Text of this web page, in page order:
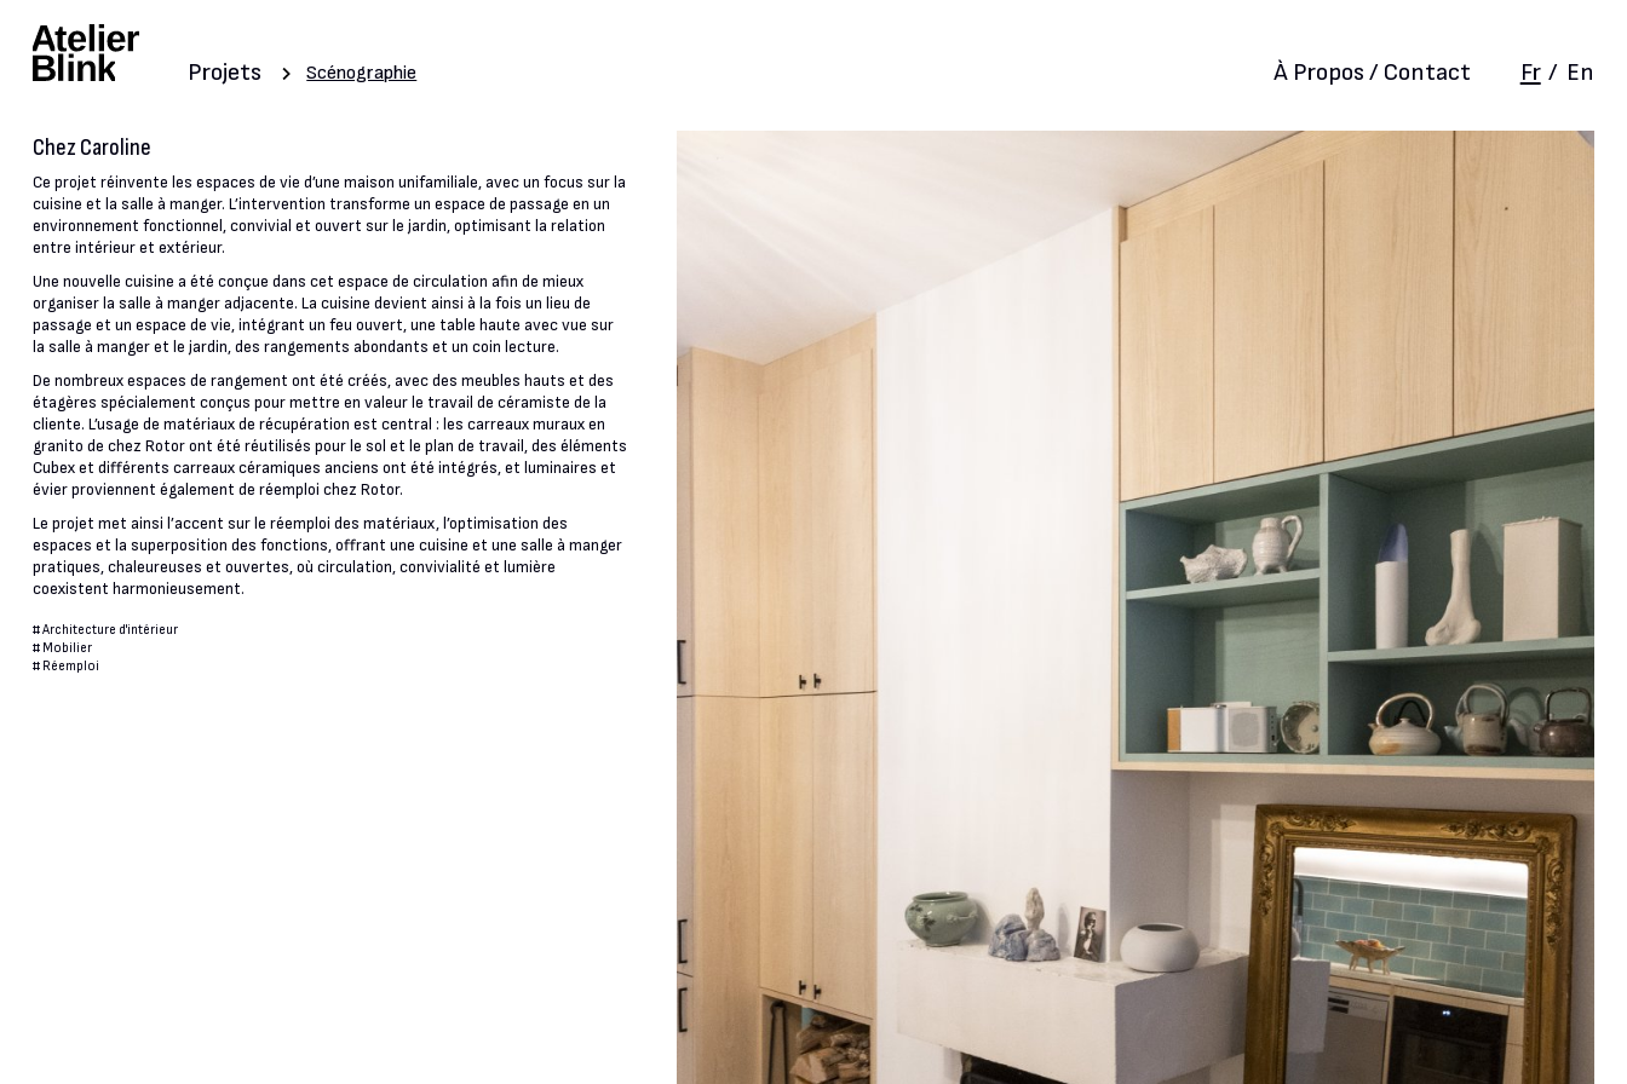
Projets Scénographie À Propos / Contact Fr / En
Chez Caroline
Ce projet réinvente les espaces de vie d’une maison unifamiliale, avec un focus sur la
cuisine et la salle à manger. L’intervention transforme un espace de passage en un
environnement fonctionnel, convivial et ouvert sur le jardin, optimisant la relation
entre intérieur et extérieur.
Une nouvelle cuisine a été conçue dans cet espace de circulation afin de mieux
organiser la salle à manger adjacente. La cuisine devient ainsi à la fois un lieu de
passage et un espace de vie, intégrant un feu ouvert, une table haute avec vue sur
la salle à manger et le jardin, des rangements abondants et un coin lecture.
De nombreux espaces de rangement ont été créés, avec des meubles hauts et des
étagères spécialement conçus pour mettre en valeur le travail de céramiste de la
cliente. L’usage de matériaux de récupération est central : les carreaux muraux en
granito de chez Rotor ont été réutilisés pour le sol et le plan de travail, des éléments
Cubex et différents carreaux céramiques anciens ont été intégrés, et luminaires et
évier proviennent également de réemploi chez Rotor.
Le projet met ainsi l’accent sur le réemploi des matériaux, l’optimisation des
espaces et la superposition des fonctions, offrant une cuisine et une salle à manger
pratiques, chaleureuses et ouvertes, où circulation, convivialité et lumière
coexistent harmonieusement.
#Architecture d'intérieur
# Mobilier
# Réemploi